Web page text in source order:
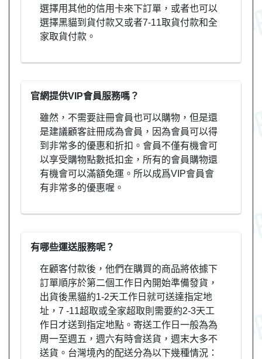
選擇用其他的信用卡來下訂單，或者也可以
選擇黑貓到貨付款又或者7-11取貨付款和全
家取貨付款。
官網提供VIP會員服務嗎？
雖然，不需要註冊會員也可以購物，但是還
是建議顧客註冊成為會員，因為會員可以得
到非常多的優惠和折扣。會員不僅有機會可
以享受購物點數抵扣金，所有的會員購物還
有機會可以滿額免運。所以成爲VIP會員會
有非常多的優惠喔。
有哪些運送服務呢？
在顧客付款後，他們在購買的商品將依據下
訂單順序於第二個工作日內開始準備發貨，
出貨後黑貓約1-2天工作日就可送達指定地
址，7 -11超取或全家超取則需要約2-3天工
作日才送到指定地點。寄送工作日一般為為
周一至週五，週六有時會送貨，週末大多不
送貨。台灣境內的配送分為以下幾種情況：